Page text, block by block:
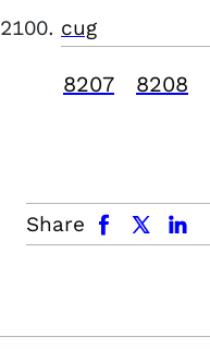
cug
8207 8208
Share
facebook x.com linkedin